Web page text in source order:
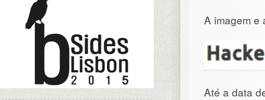
A imagem e
Até a data